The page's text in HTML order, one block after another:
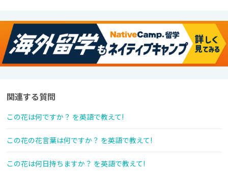
関連する質問
この花は何ですか？ を英語で教えて!
この花の花言葉は何ですか？ を英語で教えて!
この花は何日持ちますか？ を英語で教えて!